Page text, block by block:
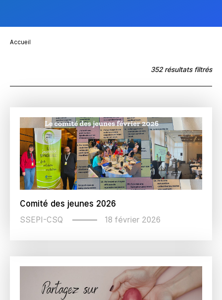
Accueil
352 résultats filtrés
Comité des jeunes 2026
SSEPI-CSQ 18 février 2026